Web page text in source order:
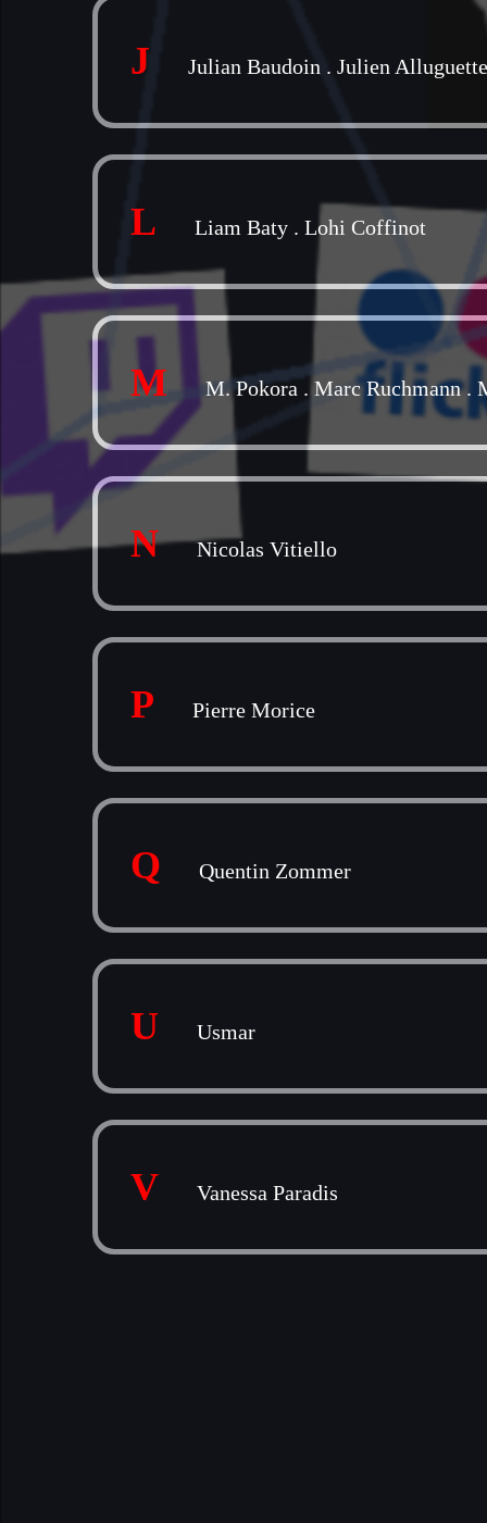
J Julian Baudoin . Julien Alluguette
L Liam Baty . Lohi Coffinot
M M. Pokora . Marc Ruchmann.
N Nicolas Vitiello
P Pierre Morice
Q Quentin Zommer
U Usmar
V Vanessa Paradis